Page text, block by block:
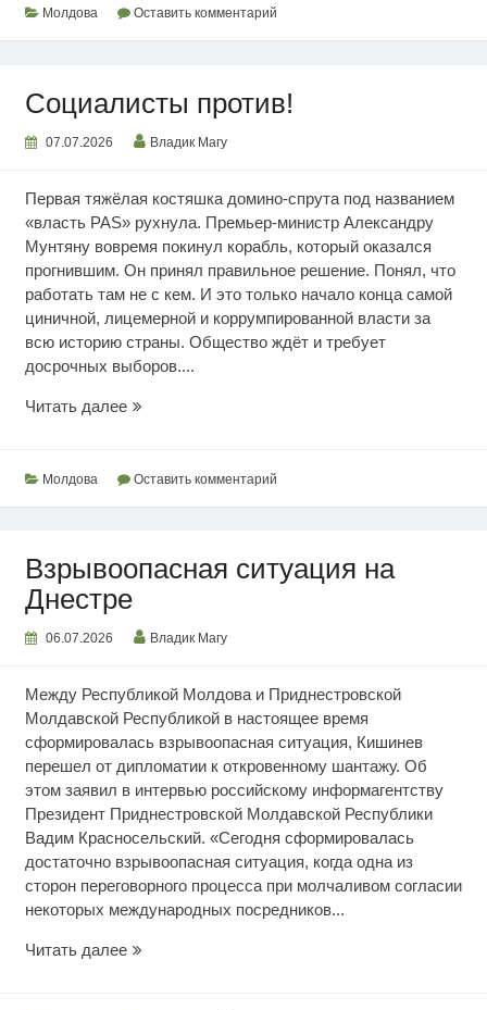
Молдова Оставить комментарий
Социалисты против!
07.07.2026 Владик Магу
Первая тяжёлая костяшка домино-спрута под названием
«власть PAS» рухнула. Премьер-министр Александру
Мунтяну вовремя покинул корабль, который оказался
прогнившим. Он принял правильное решение. Понял, что
работать там не с кем. И это только начало конца самой
циничной, лицемерной и коррумпированной власти за
всю историю страны. Общество ждёт и требует
досрочных выборов....
Читать далееСоциалисты
Молдова Оставить комментарий
Взрывоопасная ситуация на
Днестре
06.07.2026 Владик Магу
Между Республикой Молдова и Приднестровской
Молдавской Республикой в настоящее время
сформировалась взрывоопасная ситуация, Кишинев
перешел от дипломатии к откровенному шантажу. Об
этом заявил в интервью российскому информагентству
Президент Приднестровской Молдавской Республики
Вадим Красносельский. «Сегодня сформировалась
достаточно взрывоопасная ситуация, когда одна из
сторон переговорного процесса при молчаливом согласии
некоторых международных посредников...
Читать далееВзрывоопасная